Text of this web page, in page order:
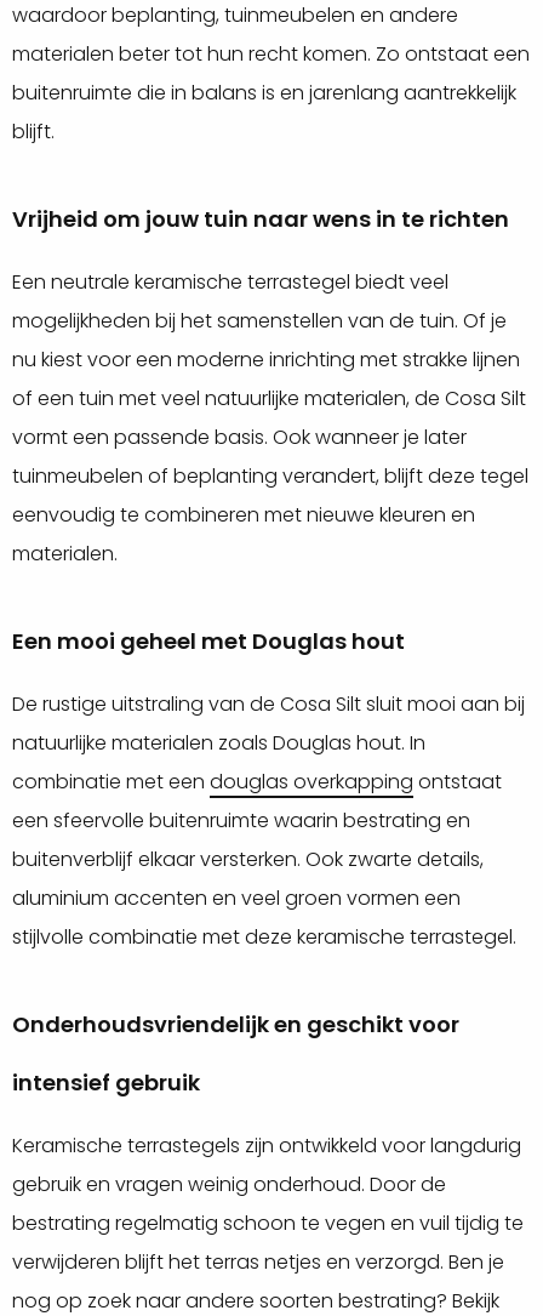
waardoor beplanting, tuinmeubelen en andere
materialen beter tot hun recht komen. Zo ontstaat een
buitenruimte die in balans is en jarenlang aantrekkelijk
blijft.
Vrijheid om jouw tuin naar wens in te richten
Een neutrale keramische terrastegel biedt veel
mogelijkheden bij het samenstellen van de tuin. Of je
nu kiest voor een moderne inrichting met strakke lijnen
of een tuin met veel natuurlijke materialen, de Cosa Silt
vormt een passende basis. Ook wanneer je later
tuinmeubelen of beplanting verandert, blijft deze tegel
eenvoudig te combineren met nieuwe kleuren en
materialen.
Een mooi geheel met Douglas hout
De rustige uitstraling van de Cosa Silt sluit mooi aan bij
natuurlijke materialen zoals Douglas hout. In
combinatie met een douglas overkapping ontstaat
een sfeervolle buitenruimte waarin bestrating en
buitenverblijf elkaar versterken. Ook zwarte details,
aluminium accenten en veel groen vormen een
stijlvolle combinatie met deze keramische terrastegel.
Onderhoudsvriendelijk en geschikt voor
intensief gebruik
Keramische terrastegels zijn ontwikkeld voor langdurig
gebruik en vragen weinig onderhoud. Door de
bestrating regelmatig schoon te vegen en vuil tijdig te
verwijderen blijft het terras netjes en verzorgd. Ben je
nog op zoek naar andere soorten bestrating? Bekijk